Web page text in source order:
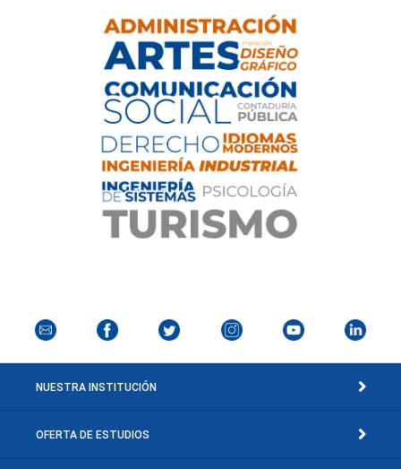
NUESTRA INSTITUCIÓN
OFERTA DE ESTUDIOS